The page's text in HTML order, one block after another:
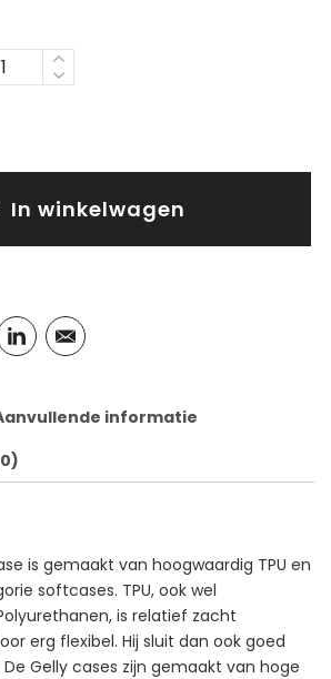
In winkelwagen
informatie
is gemaakt van hoogwaardig TPU en
softcases. TPU, ook wel
is relatief zacht
erg flexibel. Hij sluit dan ook goed
Gelly cases zijn gemaakt van hoge